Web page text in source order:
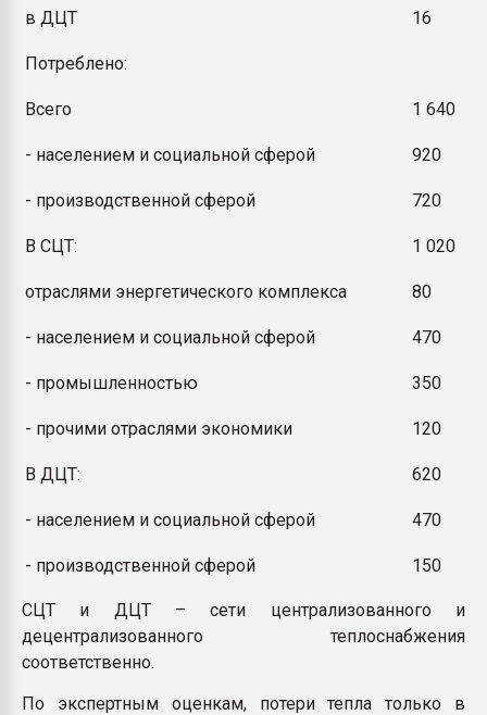
в ДЦТ 16
Потреблено:
Всего 1 640
- населением и социальной сферой 920
- производственной сферой 720
В СЦТ: 1 020
отраслями энергетического комплекса 80
- населением и социальной сферой 470
- промышленностью 350
- прочими отраслями экономики 120
В ДЦТ: 620
- населением и социальной сферой 470
- производственной сферой 150
СЦТ и ДЦТ – сети централизованного и
децентрализованного теплоснабжения
соответственно.
По экспертным оценкам, потери тепла только в